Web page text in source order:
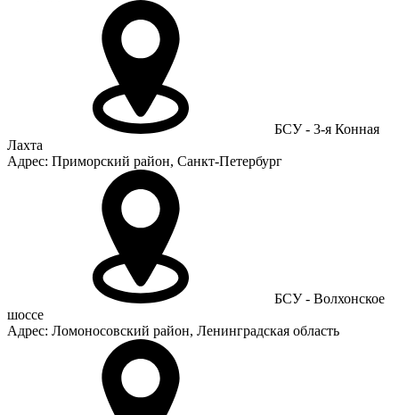
БСУ - 3-я Конная
Лахта
Адрес: Приморский район, Санкт-Петербург
БСУ - Волхонское
шоссе
Адрес: Ломоносовский район, Ленинградская область